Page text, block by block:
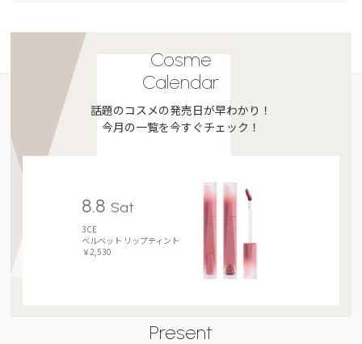
Cosme
Calendar
話題のコスメの発売日が早わかり！
今月の一覧を今すぐチェック！
8.8 Sat
3CE
ベルベット リップティント
￥2,530
Present